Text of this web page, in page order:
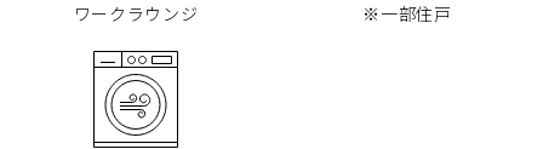
ワークラウンジ
※一部住戸